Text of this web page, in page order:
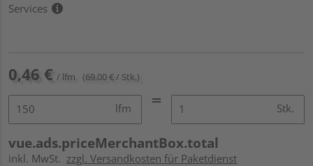
Services
0,46 € / lfm (69,00 € / Stk.)
lfm Stk.
vue.ads.priceMerchantBox.total
inkl. MwSt. zzgl. Versandkosten für Paketdienst